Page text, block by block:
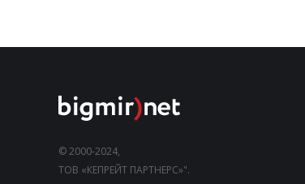
© 2000-2024,
ТОВ «КЕПРЕЙТ ПАРТНЕРС»".